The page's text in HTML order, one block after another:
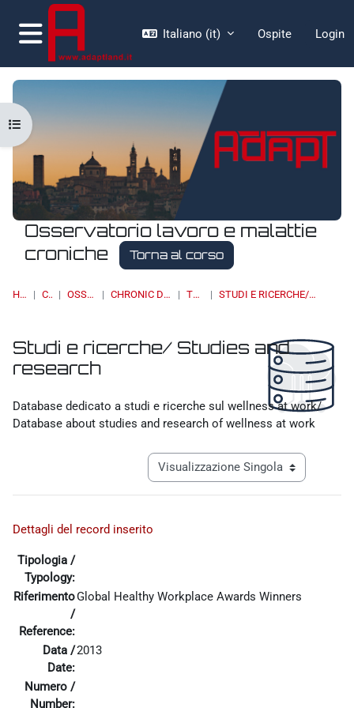
Vai al contenuto principale
Pannello laterale
Italiano ‎(it)‎ Ospite Login
Osservatorio lavoro e malattie
croniche
Torna al corso
HOME CORSI OSSERVATORI CHRONIC DISEASES & WORK TOPIC 10 STUDI E RICERCHE/ STUDIES AND RESEARCH
Apri indice del corso
Studi e ricerche/ Studies and
research
Database dedicato a studi e ricerche sul wellness at work/
Database about studies and research of wellness at work
Navigazione terziaria modalità
Dettagli del record inserito
Tipologia /
Typology:
Riferimento
/
Reference:
Global Healthy Workplace Awards Winners
Data /
Date:
2013
Numero /
Number: